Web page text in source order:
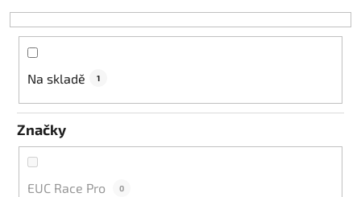
o
d
ů
Na skladě 1
Značky
EUC Race Pro 0